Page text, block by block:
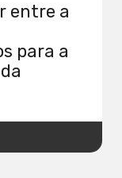
entre a
para a